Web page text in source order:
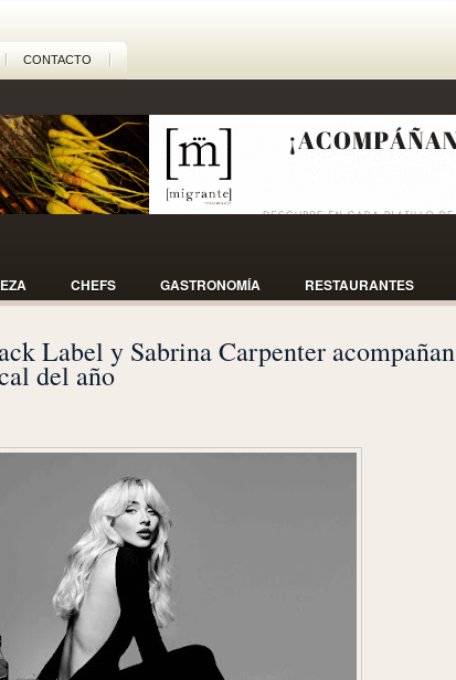
CONTACTO
CHEFS GASTRONOMÍA RESTAURANTES
Label y Sabrina Carpenter acompañan
del año